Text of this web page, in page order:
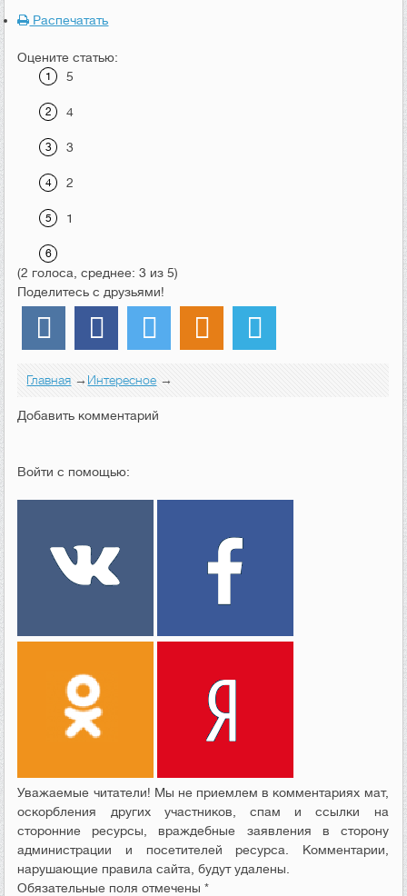
Распечатать
Оцените статью:
5
4
3
2
1
(2 голоса, среднее: 3 из 5)
Поделитесь с друзьями!
Главная →Интересное →
Добавить комментарий
Войти с помощью:
Уважаемые читатели! Мы не приемлем в комментариях мат,
оскорбления других участников, спам и ссылки на
сторонние ресурсы, враждебные заявления в сторону
администрации и посетителей ресурса. Комментарии,
нарушающие правила сайта, будут удалены.
Обязательные поля отмечены *